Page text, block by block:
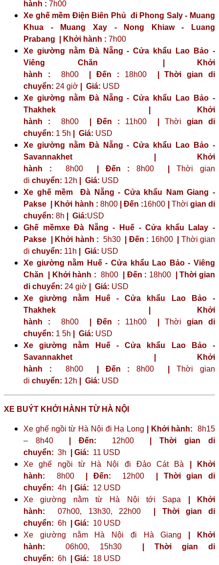
hành : 7h00
Xe ghế mềm Điện Biên Phủ đi Phong Saly - Muang
Khua - Muang Xay - Nong Khiaw - Luang
Prabang | Khởi hành : 7h00
Xe giường nằm Đà Nẵng - Cửa khẩu Lao Bảo -
Viêng Chăn | Khởi
hành : 8h00| Đến : 18h00| Thời gian di
chuyển: 24 giờ | Giá: USD
Xe giường nằm Đà Nẵng - Cửa khẩu Lao Bảo -
Thakhek | Khởi
hành : 8h00 | Đến : 11h00 Thời gian di
chuyển: 1 5h Giá: USD
Xe giường nằm Đà Nẵng - Cửa khẩu Lao Bảo -
Savannakhet | Khởi
hành : 8h00| Đến : 8h00 |Thời gian
di chuyển: 12h Giá: USD
Xe ghế mềm Đà Nẵng - Cửa khẩu Nam Giang -
Pakse | Khởi hành : 8h00| Đến :16h00 Thời gian di
chuyển: 8h Giá:USD
Ghế mềmxe Đà Nẵng - Huế - Cửa khẩu Lalay -
Pakse | Khởi hành : 5h30| Đến : 16h00| Thời gian
di chuyển: 11h Giá: USD
Xe giường nằm Huế - Cửa khẩu Lao Bảo - Viêng
Chăn | Khởi hành : 8h00| Đến : 18h00| Thời gian
di chuyển: 24 giờ | Giá: USD
Xe giường nằm Huế - Cửa khẩu Lao Bảo -
Thakhek | Khởi
hành : 8h00 | Đến : 11h00 Thời gian di
chuyển: 1 5h Giá: USD
Xe giường nằm Huế - Cửa khẩu Lao Bảo -
Savannakhet | Khởi
hành : 8h00| Đến : 8h00 |Thời gian
di chuyển: 12h Giá: USD
XE BUÝT KHỞI HÀNH TỪ HÀ NỘI
Xe ghế ngồi từ Hà Nội đi Hạ Long | Khởi hành: 8h15
– 8h40
| Đến: 12h00
| Thời gian di
chuyển: 3h | Giá: 11 USD
Xe ghế ngồi từ Hà Nội đi Đảo Cát Bà
| Khởi
hành: 8h00 | Đến: 12h00
| Thời gian di
chuyển: 4h | Giá: 12 USD
Xe giường nằm từ Hà Nội tới Sapa
| Khởi
hành: 07h00, 13h30, 22h00
| Thời gian di
chuyển: 6h | Giá: 10 USD
Xe giường nằm Hà Nội đi Hà Giang
| Khởi
hành: 06h00, 15h30
| Thời gian di
chuyển: 6h | Giá: 18 USD